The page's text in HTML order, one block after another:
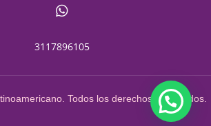

3117896105
Todos los derechos reservados.